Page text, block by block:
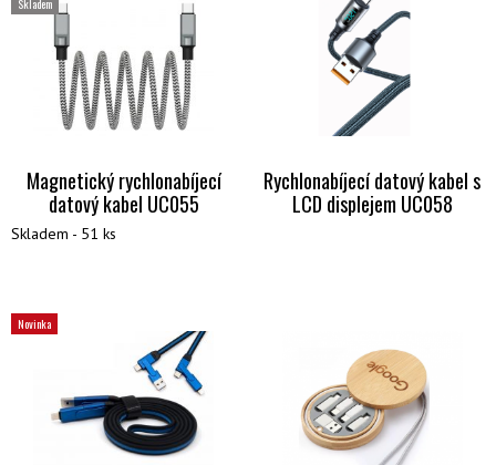
Skladem
Magnetický rychlonabíjecí
datový kabel UC055
Skladem - 51 ks
Rychlonabíjecí datový kabel s
LCD displejem UC058
Novinka